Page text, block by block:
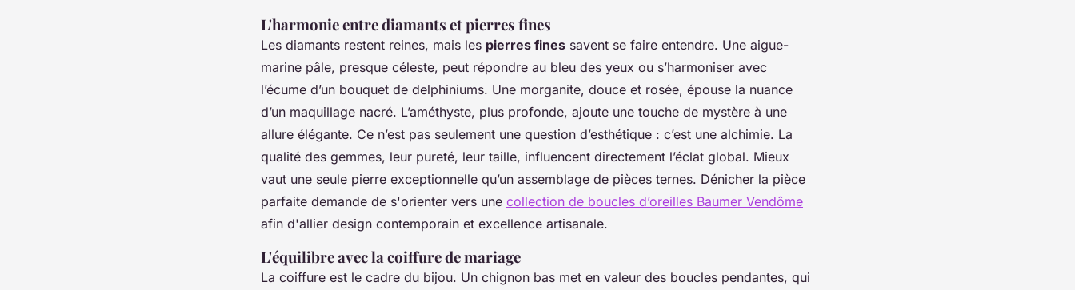
L'harmonie entre diamants et pierres fines
Les diamants restent reines, mais les pierres fines savent se faire entendre. Une aigue-
marine pâle, presque céleste, peut répondre au bleu des yeux ou s’harmoniser avec
l’écume d’un bouquet de delphiniums. Une morganite, douce et rosée, épouse la nuance
d’un maquillage nacré. L’améthyste, plus profonde, ajoute une touche de mystère à une
allure élégante. Ce n’est pas seulement une question d’esthétique : c’est une alchimie. La
qualité des gemmes, leur pureté, leur taille, influencent directement l’éclat global. Mieux
vaut une seule pierre exceptionnelle qu’un assemblage de pièces ternes. Dénicher la pièce
parfaite demande de s'orienter vers une collection de boucles d’oreilles Baumer Vendôme
afin d'allier design contemporain et excellence artisanale.
L'équilibre avec la coiffure de mariage
La coiffure est le cadre du bijou. Un chignon bas met en valeur des boucles pendantes, qui